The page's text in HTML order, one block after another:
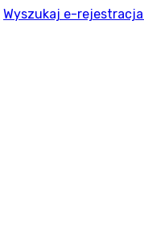
Wyszukaj e-rejestracja